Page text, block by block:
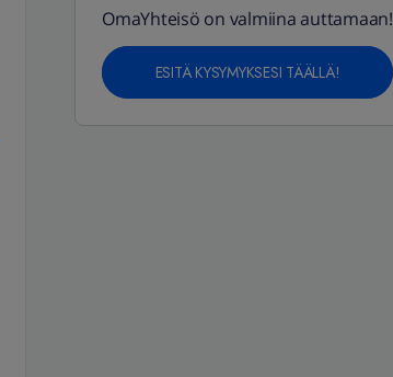
OmaYhteisö on valmiina auttamaan!
ESITÄ KYSYMYKSESI TÄÄLLÄ!